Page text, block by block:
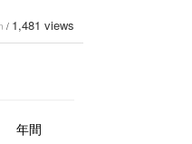
/ 1,481 views
年間